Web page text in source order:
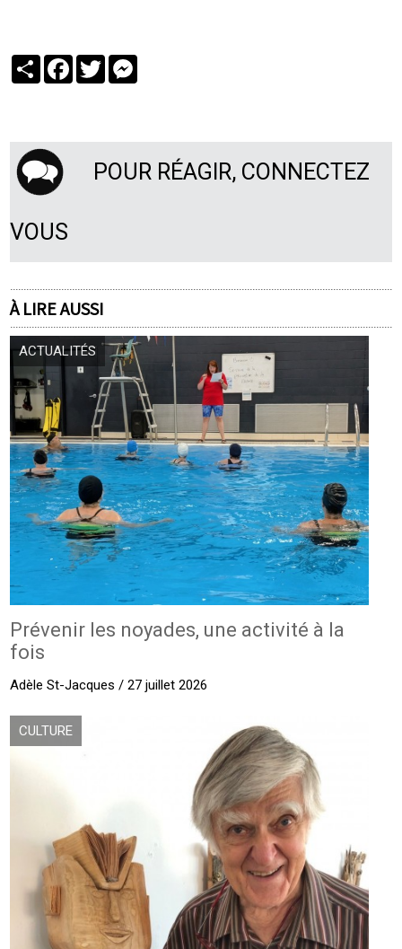
PartagerFacebook
Twitter
POUR RÉAGIR, CONNECTEZ
VOUS
À LIRE AUSSI
ACTUALITÉS
Prévenir les noyades, une activité à la
fois
Adèle St-Jacques / 27 juillet 2026
CULTURE